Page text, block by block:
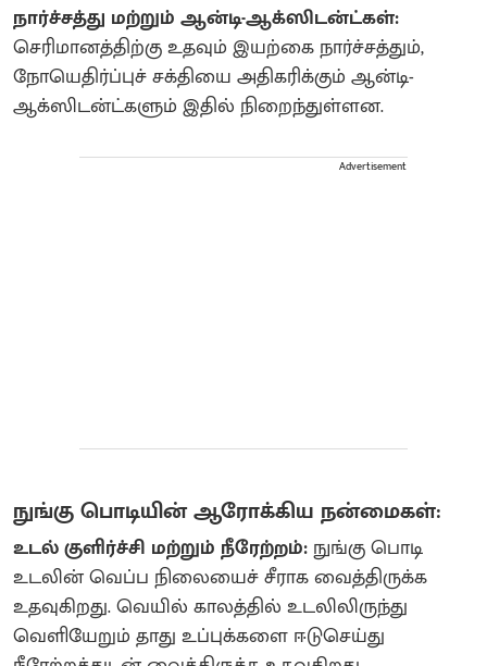
நார்ச்சத்து மற்றும் ஆன்டி-ஆக்ஸிடன்ட்கள்:
செரிமானத்திற்கு உதவும் இயற்கை நார்ச்சத்தும்,
நோயெதிர்ப்புச் சக்தியை அதிகரிக்கும் ஆன்டி-
ஆக்ஸிடன்ட்களும் இதில் நிறைந்துள்ளன.
Advertisement
நுங்கு பொடியின் ஆரோக்கிய நன்மைகள்:
உடல் குளிர்ச்சி மற்றும் நீரேற்றம்:நுங்கு பொடி
உடலின் வெப்ப நிலையைச் சீராக வைத்திருக்க
உதவுகிறது. வெயில் காலத்தில் உடலிலிருந்து
வெளியேறும் தாது உப்புக்களை ஈடுசெய்து